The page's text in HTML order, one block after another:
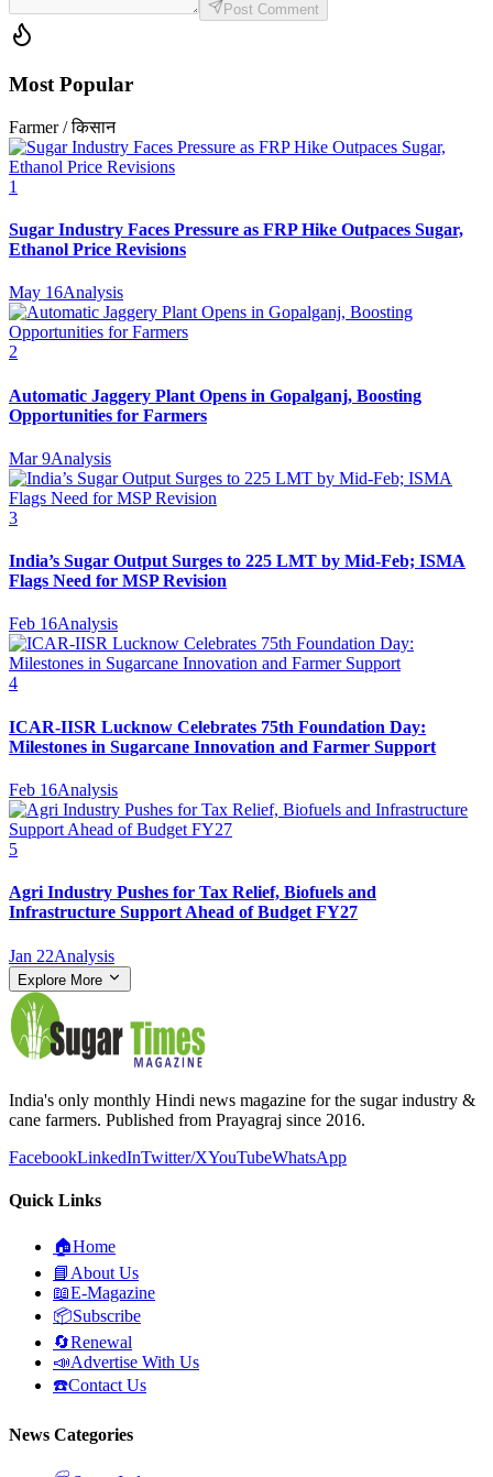
Post Comment
Most Popular
Farmer / किसान
1
Sugar Industry Faces Pressure as FRP Hike Outpaces Sugar,
Ethanol Price Revisions
May 16Analysis
2
Automatic Jaggery Plant Opens in Gopalganj, Boosting
Opportunities for Farmers
Mar 9Analysis
3
India’s Sugar Output Surges to 225 LMT by Mid-Feb; ISMA
Flags Need for MSP Revision
Feb 16Analysis
4
ICAR-IISR Lucknow Celebrates 75th Foundation Day:
Milestones in Sugarcane Innovation and Farmer Support
Feb 16Analysis
5
Agri Industry Pushes for Tax Relief, Biofuels and
Infrastructure Support Ahead of Budget FY27
Jan 22Analysis
Explore More
India's only monthly Hindi news magazine for the sugar industry &
cane farmers. Published from Prayagraj since 2016.
FacebookLinkedInTwitter/XYouTubeWhatsApp
Quick Links
🏠Home
📘 About Us
📖E-Magazine
📦Subscribe
🔄Renewal
📣Advertise With Us
☎️Contact Us
News Categories